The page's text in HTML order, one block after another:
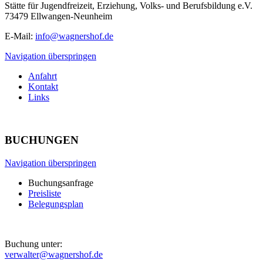
Stätte für Jugendfreizeit, Erziehung, Volks- und Berufsbildung e.V.
73479 Ellwangen-Neunheim
E-Mail: info@wagnershof.de
Navigation überspringen
Anfahrt
Kontakt
Links
BUCHUNGEN
Navigation überspringen
Buchungsanfrage
Preisliste
Belegungsplan
Buchung unter:
verwalter@wagnershof.de